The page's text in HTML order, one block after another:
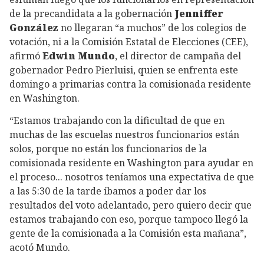
de la precandidata a la gobernación Jenniffer
González no llegaran “a muchos” de los colegios de
votación, ni a la Comisión Estatal de Elecciones (CEE),
afirmóEdwin Mundo, el director de campaña del
gobernador Pedro Pierluisi, quien se enfrenta este
domingo a primarias contra la comisionada residente
en Washington.
“Estamos trabajando con la dificultad de que en
muchas de las escuelas nuestros funcionarios están
solos, porque no están los funcionarios de la
comisionada residente en Washington para ayudar en
el proceso... nosotros teníamos una expectativa de que
a las 5:30 de la tarde íbamos a poder dar los
resultados del voto adelantado, pero quiero decir que
estamos trabajando con eso, porque tampoco llegó la
gente de la comisionada a la Comisión esta mañana”,
acotó Mundo.